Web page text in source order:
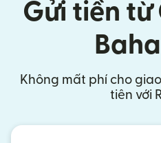
Gửi tiền từ
Không mất phí cho
tiên với